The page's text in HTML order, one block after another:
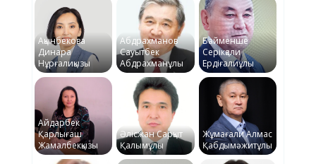
Ақынбекова
Динара
Нұрғалиқызы
Абдрахманов
Сауытбек
Абдрахманұлы
Байменше
Серікқали
Ердіғалиұлы
Айдарбек
Қарлығаш
Жамалбекқызы
Әлісжан Сарқыт
Қалымұлы
Жұмағали Алмас
Қабдымәжитұлы